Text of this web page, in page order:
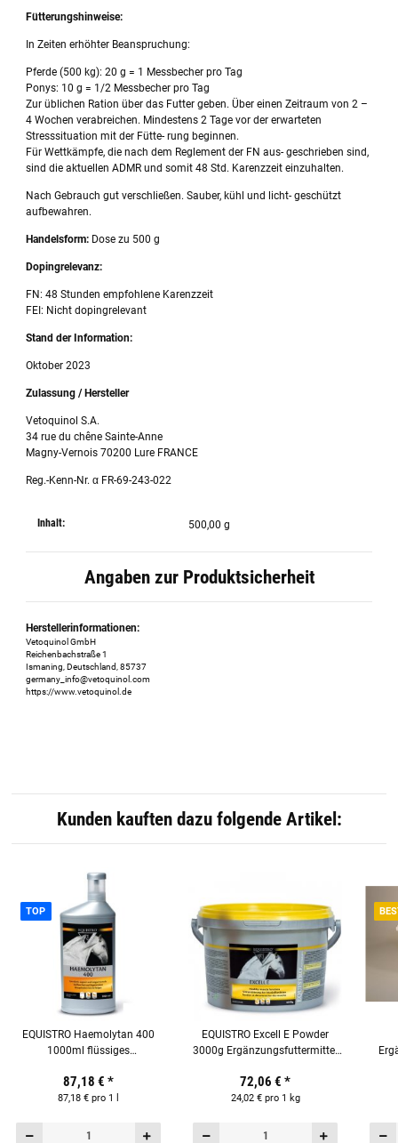
Fütterungshinweise:
In Zeiten erhöhter Beanspruchung:
Pferde (500 kg): 20 g = 1 Messbecher pro Tag
Ponys: 10 g = 1/2 Messbecher pro Tag
Zur üblichen Ration über das Futter geben. Über einen Zeitraum von 2 –
4 Wochen verabreichen. Mindestens 2 Tage vor der erwarteten
Stresssituation mit der Fütte- rung beginnen.
Für Wettkämpfe, die nach dem Reglement der FN aus- geschrieben sind,
sind die aktuellen ADMR und somit 48 Std. Karenzzeit einzuhalten.
Nach Gebrauch gut verschließen. Sauber, kühl und licht- geschützt
aufbewahren.
Handelsform: Dose zu 500 g
Dopingrelevanz:
FN: 48 Stunden empfohlene Karenzzeit
FEI: Nicht dopingrelevant
Stand der Information:
Oktober 2023
Zulassung / Hersteller
Vetoquinol S.A.
34 rue du chêne Sainte-Anne
Magny-Vernois 70200 Lure FRANCE
Reg.-Kenn-Nr. α FR-69-243-022
Inhalt: 500,00 g
Angaben zur Produktsicherheit
Herstellerinformationen:
Vetoquinol GmbH
Reichenbachstraße 1
Ismaning, Deutschland, 85737
germany_info@vetoquinol.com
https://www.vetoquinol.de
Kunden kauften dazu folgende Artikel:
TOP
EQUISTRO Haemolytan 400
1000ml flüssiges
Pferde
87,18 € *
87,18 € pro 1 l
EQUISTRO Excell E Powder
3000g Ergänzungsfuttermittel
72,06 € *
24,02 € pro 1 kg